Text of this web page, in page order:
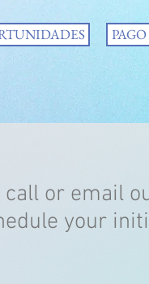
or email
your